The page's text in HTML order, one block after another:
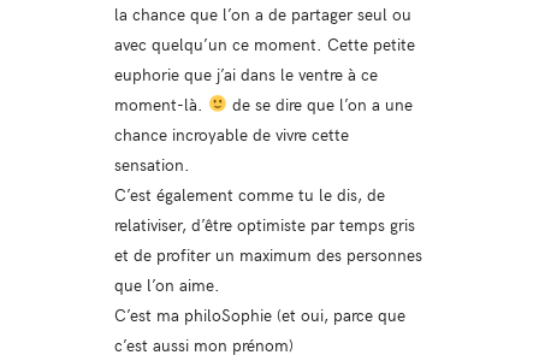
la chance que l’on a de partager seul ou
avec quelqu’un ce moment. Cette petite
euphorie que j’ai dans le ventre à ce
moment-là.
de se dire que l’on a une
chance incroyable de vivre cette
sensation.
C’est également comme tu le dis, de
relativiser, d’être optimiste par temps gris
et de profiter un maximum des personnes
que l’on aime.
C’est ma philoSophie (et oui, parce que
c’est aussi mon prénom)